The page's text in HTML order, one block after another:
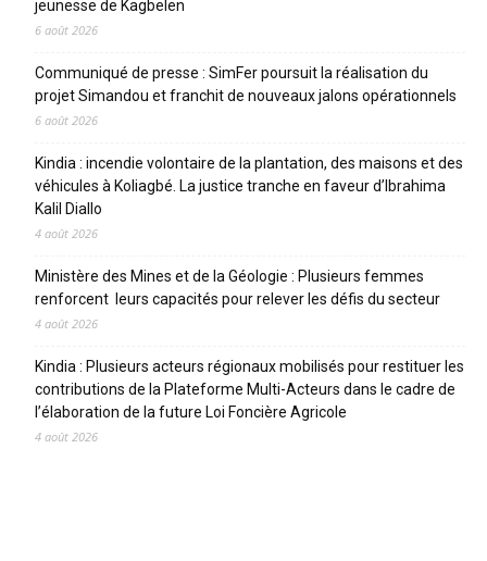
jeunesse de Kagbelen
6 août 2026
Communiqué de presse : SimFer poursuit la réalisation du
projet Simandou et franchit de nouveaux jalons opérationnels
6 août 2026
Kindia : incendie volontaire de la plantation, des maisons et des
véhicules à Koliagbé. La justice tranche en faveur d’Ibrahima
Kalil Diallo
4 août 2026
Ministère des Mines et de la Géologie : Plusieurs femmes
renforcent leurs capacités pour relever les défis du secteur
4 août 2026
Kindia : Plusieurs acteurs régionaux mobilisés pour restituer les
contributions de la Plateforme Multi-Acteurs dans le cadre de
l’élaboration de la future Loi Foncière Agricole
4 août 2026